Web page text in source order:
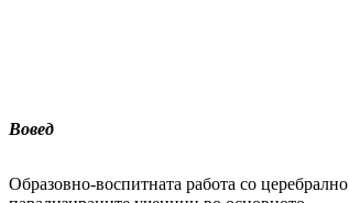
Вовед
Образовно-воспитната работа со церебрално